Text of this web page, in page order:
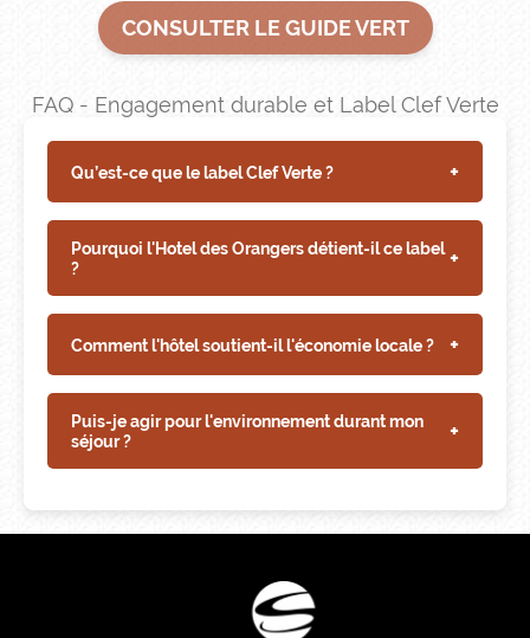
CONSULTER LE GUIDE VERT
FAQ - Engagement durable et Label Clef Verte
Qu’est-ce que le label Clef Verte ? +
Pourquoi l'Hotel des Orangers détient-il ce label
?
+
Comment l'hôtel soutient-il l'économie locale ? +
Puis-je agir pour l'environnement durant mon
séjour ?
+